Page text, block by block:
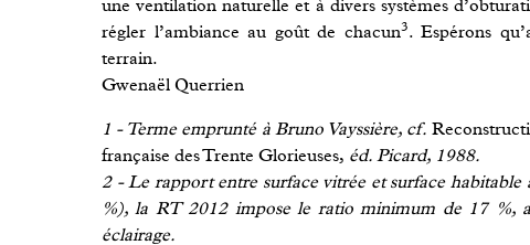
une ventilation naturelle et à divers systèmes
régler l’ambiance au goût de chacun3. Espérons
terrain.
Gwenaël Querrien
1 - Terme emprunté à Bruno Vayssière, cf.
française des Trente Glorieuses, éd. Picard, 1988.
2 - Le rapport entre surface vitrée et surface habitable
%), la RT 2012 impose le ratio minimum de 17 %,
éclairage.